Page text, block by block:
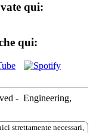
qui:
qui:
- Engineering,
strettamente necessari,